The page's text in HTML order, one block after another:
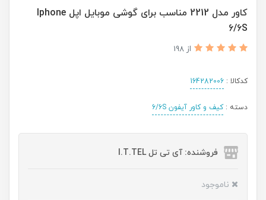
کاور مدل 2212 مناسب برای گوشی موبایل اپل Iphone
6/6S
از 198
کدکالا : 164282006
دسته :کیف و کاور آیفون 6/6S
فروشنده: آی تی تل I.T.TEL
ناموجود